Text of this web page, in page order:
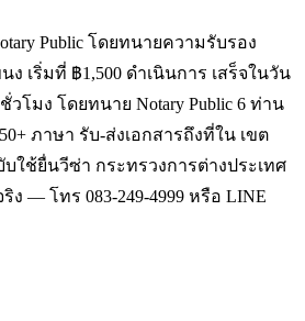
Public โดยทนายความรับรอง
เริ่มที่ ฿1,500 ดำเนินการ เสร็จในวัน
วโมง โดยทนาย Notary Public 6 ท่าน
ภาษา รับ-ส่งเอกสารถึงที่ใน เขต
ใช้ยื่นวีซ่า กระทรวงการต่างประเทศ
— โทร 083-249-4999 หรือ LINE